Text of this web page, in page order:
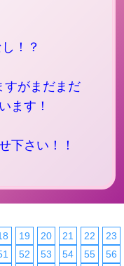
！？
すがまだまだ
ます！
下さい！！
19 20 21 22 23
52 53 54 55 56